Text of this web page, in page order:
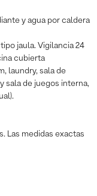
y agua por caldera
jaula. Vigilancia 24
cubierta
laundry, sala de
sala de juegos interna,
Las medidas exactas